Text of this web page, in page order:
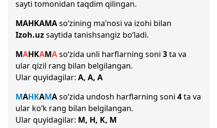
sayti tomonidan taqdim qilingan.
MAHKAMAso‘zining ma’nosi va izohi bilan
Izoh.uzsaytida tanishsangiz bo‘ladi.
MAHKAMAso‘zida unli harflarning soni 3ta va
ular qizil rang bilan belgilangan.
Ular quyidagilar: A, A, A
MAHKAMAso‘zida undosh harflarning soni 4ta va
ular ko‘k rang bilan belgilangan.
Ular quyidagilar: M, H, K, M